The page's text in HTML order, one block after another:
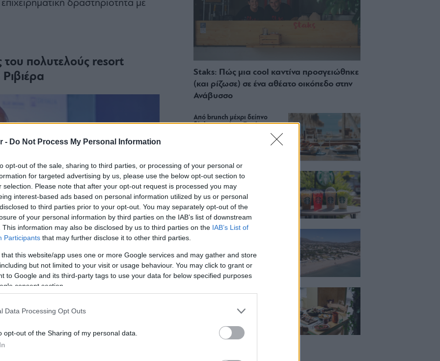
- Do Not Process My Personal Information
opt-out of the sale, sharing to third parties, or processing of your personal or
for targeted advertising by us, please use the below opt-out section to
selection. Please note that after your opt-out request is processed you may
interest-based ads based on personal information utilized by us or personal
to third parties prior to your opt-out. You may separately opt-out of the
of your personal information by third parties on the IAB’s list of downstream
This information may also be disclosed by us to third parties on the IAB’s List of
Participants that may further disclose it to other third parties.
that this website/app uses one or more Google services and may gather and store
but not limited to your visit or usage behaviour. You may click to grant or
to Google and its third-party tags to use your data for below specified purposes
consent section.
Data Processing Opt Outs
opt-out of the Sharing of my personal data.
δραστηριότητα με
του πολυτελούς resort
πάνω από δύο δεκαετίες
πολυτελούς φιλοξενίας στην
προοπτική για τη
Staks: Πώς μια cool καντίνα προσγειώθηκε
(και ρίζωσε) σε ένα αθέατο οικόπεδο στην
Ανάβυσσο
Από brunch μέχρι δείπνο
δίπλα στο κύμα: Γιατί στο
Περιπέτεια, χαλάρωση ή
δροσιά; Βρήκαμε το ρόφημα
που θα πίνεις όλο το
καλοκαίρι στα Starbucks
για την ιστορική πλαζ της
Αθηναϊκής Ριβιέρας
Νόστος Μεζέ: Μια σύγχρονη